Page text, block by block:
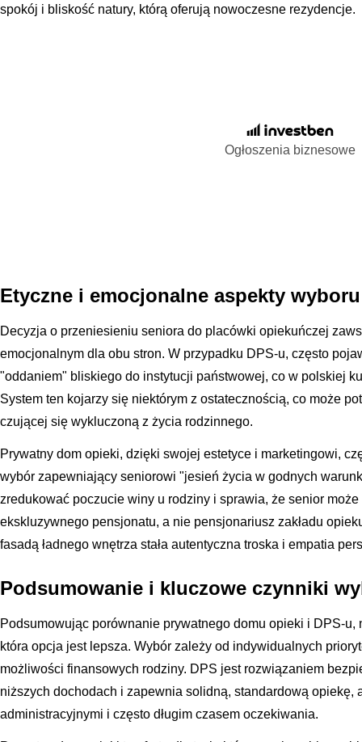
spokój i bliskość natury, którą oferują nowoczesne rezydencje.
Ogłoszenia biznesowe
Etyczne i emocjonalne aspekty wyboru
Decyzja o przeniesieniu seniora do placówki opiekuńczej
emocjonalnym dla obu stron. W przypadku DPS-u, często
"oddaniem" bliskiego do instytucji państwowej, co w polskiej
System ten kojarzy się niektórym z ostatecznością, co może
czującej się wykluczoną z życia rodzinnego.
Prywatny dom opieki, dzięki swojej estetyce i marketingowi,
wybór zapewniający seniorowi "jesień życia w godnych
zredukować poczucie winy u rodziny i sprawia, że senior
ekskluzywnego pensjonatu, a nie pensjonariusz zakładu
fasadą ładnego wnętrza stała autentyczna troska i empatia
Podsumowanie i kluczowe czynniki
Podsumowując porównanie prywatnego domu opieki i DPS-
która opcja jest lepsza. Wybór zależy od indywidualnych
możliwości finansowych rodziny. DPS jest rozwiązaniem
niższych dochodach i zapewnia solidną, standardową opiekę,
administracyjnymi i często długim czasem oczekiwania.